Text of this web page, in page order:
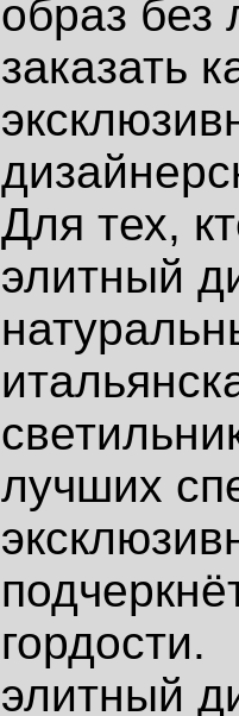
образ
заказать
Для тех,
элитный
лучших
гордости.
элитный